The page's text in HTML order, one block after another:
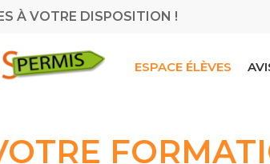
À VOTRE DISPOSITION !
ESPACE ÉLÈVES